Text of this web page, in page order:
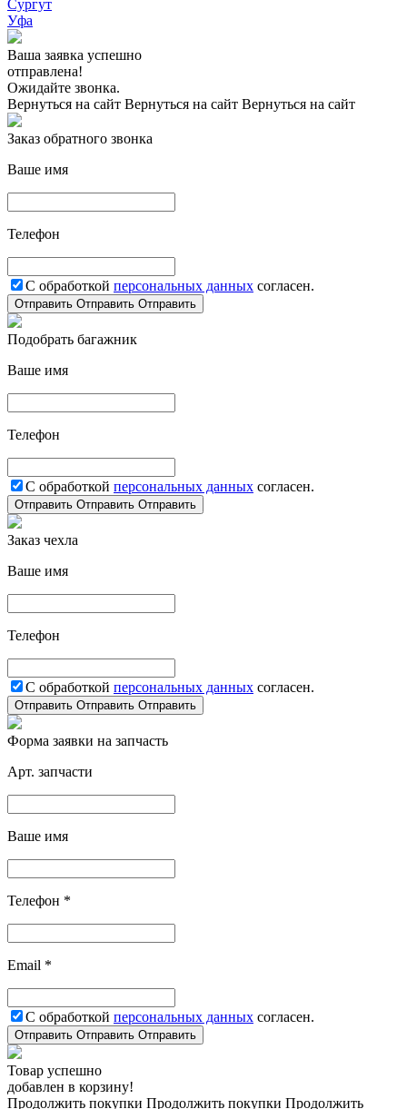
Сургут
Уфа
Ваша заявка успешно
отправлена!
Ожидайте звонка.
Вернуться на сайт Вернуться на сайт Вернуться на сайт
Заказ обратного звонка
Ваше имя
Телефон
С обработкой персональных данных согласен.
Отправить Отправить Отправить
Подобрать багажник
Ваше имя
Телефон
С обработкой персональных данных согласен.
Отправить Отправить Отправить
Заказ чехла
Ваше имя
Телефон
С обработкой персональных данных согласен.
Отправить Отправить Отправить
Форма заявки на запчасть
Арт. запчасти
Ваше имя
Телефон *
Email *
С обработкой персональных данных согласен.
Отправить Отправить Отправить
Товар успешно
добавлен в корзину!
Продолжить покупки Продолжить покупки Продолжить